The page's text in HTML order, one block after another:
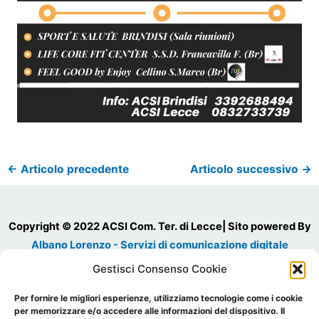
Gestisci Consenso Cookie
Per fornire le migliori esperienze, utilizziamo tecnologie come i cookie
per memorizzare e/o accedere alle informazioni del dispositivo. Il
← Articolo precedente Articolo successivo →
Copyright © 2022 ACSI Com. Ter. di Lecce| Sito powered By
Albano Lorenzo - Servizi di comunicazione digitale
Cod. Fiscale 93030980754
Sede Legale: Via Municipio, 5 Salice Salentino 73015 (LE) Tel.: